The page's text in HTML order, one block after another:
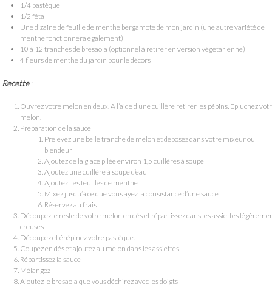
1/4 pastèque
1/2 fêta
Une dizaine de feuille de menthe bergamote de mon jardin (une autre variété de
menthe fonctionnera également)
10 à 12 tranches de bresaola (optionnel à retirer en version végétarienne)
4 fleurs de menthe du jardin pour le décors
Recette:
Ouvrez votre melon en deux. A l’aide d’une cuillère retirer les pépins. Epluchez
melon.
Préparation de la sauce
Prélevez une belle tranche de melon et déposez dans votre mixeur ou
blendeur
Ajoutez de la glace pilée environ 1,5 cuillères à soupe
Ajoutez une cuillère à soupe d’eau
Ajoutez Les feuilles de menthe
Mixez jusqu’à ce que vous ayez la consistance d’une sauce
Réservez au frais
Découpez le reste de votre melon en dés et répartissez dans les assiettes
creuses
Découpez et épépinez votre pastèque.
Coupez en dés et ajoutez au melon dans les assiettes
Répartissez la sauce
Mélangez
Ajoutez le bresaola que vous déchirez avec les doigts